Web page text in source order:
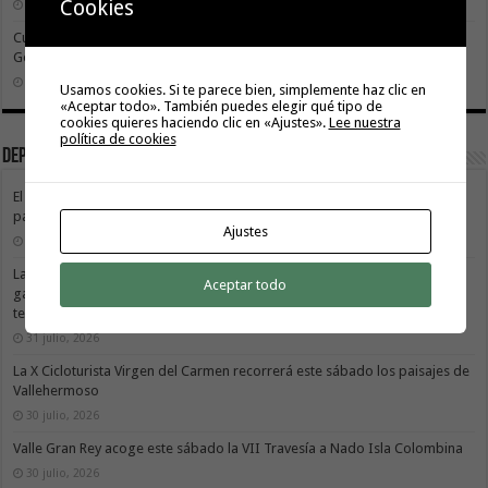
26 julio, 2026
Cuidar es avanzar: el escudo social que sostiene el progreso de La
Gomera
Deportes
El Cabildo de La Gomera y el Costa Adeje Tenerife renuevan su alianza
para promocionar el producto local
La X Cicloturista Virgen del Carmen adapta su recorrido y horario para
garantizar la seguridad de los participantes ante la alerta por altas
temperaturas
31 julio, 2026
La X Cicloturista Virgen del Carmen recorrerá este sábado los paisajes de
Vallehermoso
30 julio, 2026
Valle Gran Rey acoge este sábado la VII Travesía a Nado Isla Colombina
30 julio, 2026
Cookies
Usamos cookies. Si te parece bien, simplemente haz clic en
«Aceptar todo». También puedes elegir qué tipo de
cookies quieres haciendo clic en «Ajustes». Lee nuestra
política de cookies
Ajustes
Aceptar todo